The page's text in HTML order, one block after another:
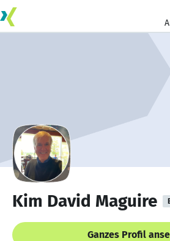
Kim David Maguire
Ganzes Profil